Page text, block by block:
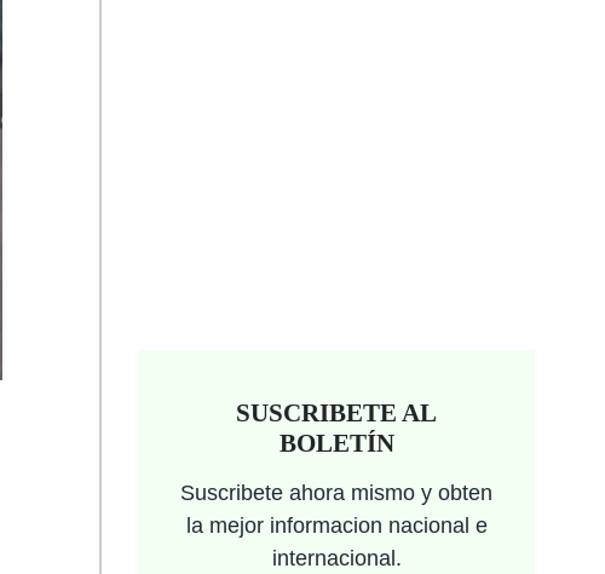
SUSCRIBETE AL
BOLETÍN
Suscribete ahora mismo y obten
la mejor informacion nacional e
internacional.